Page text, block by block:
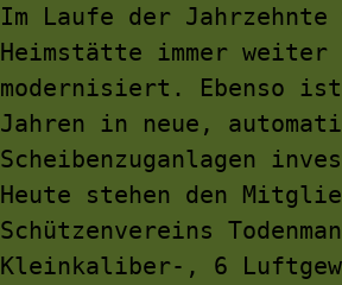
Im Laufe der Jahrzehnte
Heimstätte immer weiter
modernisiert. Ebenso
Jahren in neue,
Scheibenzuganlagen
Heute stehen den
Schützenvereins
Kleinkaliber-, 6